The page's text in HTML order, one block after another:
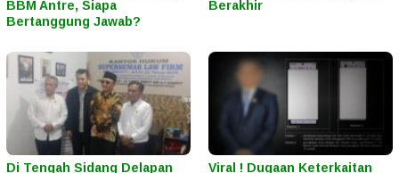
BBM Antre, Siapa
Bertanggung Jawab?
Berakhir
Di Tengah Sidang Delapan
Viral ! Dugaan Keterkaitan